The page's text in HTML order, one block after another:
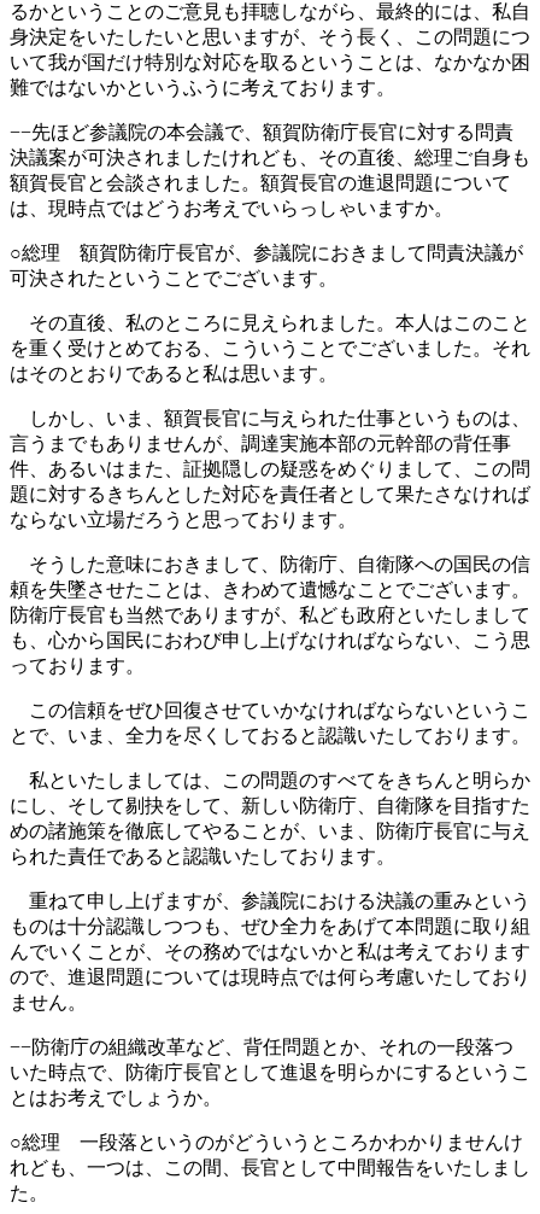
るかということのご意見も拝聴しながら、最終的には、私自
身決定をいたしたいと思いますが、そう長く、この問題につ
いて我が国だけ特別な対応を取るということは、なかなか困
難ではないかというふうに考えております。
−−先ほど参議院の本会議で、額賀防衛庁長官に対する問責
決議案が可決されましたけれども、その直後、総理ご自身も
額賀長官と会談されました。額賀長官の進退問題について
は、現時点ではどうお考えでいらっしゃいますか。
○総理 額賀防衛庁長官が、参議院におきまして問責決議が
可決されたということでございます。
その直後、私のところに見えられました。本人はこのこと
を重く受けとめておる、こういうことでございました。それ
はそのとおりであると私は思います。
しかし、いま、額賀長官に与えられた仕事というものは、
言うまでもありませんが、調達実施本部の元幹部の背任事
件、あるいはまた、証拠隠しの疑惑をめぐりまして、この問
題に対するきちんとした対応を責任者として果たさなければ
ならない立場だろうと思っております。
そうした意味におきまして、防衛庁、自衛隊への国民の信
頼を失墜させたことは、きわめて遺憾なことでございます。
防衛庁長官も当然でありますが、私ども政府といたしまして
も、心から国民におわび申し上げなければならない、こう思
っております。
この信頼をぜひ回復させていかなければならないというこ
とで、いま、全力を尽くしておると認識いたしております。
私といたしましては、この問題のすべてをきちんと明らか
にし、そして剔抉をして、新しい防衛庁、自衛隊を目指すた
めの諸施策を徹底してやることが、いま、防衛庁長官に与え
られた責任であると認識いたしております。
重ねて申し上げますが、参議院における決議の重みという
ものは十分認識しつつも、ぜひ全力をあげて本問題に取り組
んでいくことが、その務めではないかと私は考えております
ので、進退問題については現時点では何ら考慮いたしており
ません。
−−防衛庁の組織改革など、背任問題とか、それの一段落つ
いた時点で、防衛庁長官として進退を明らかにするというこ
とはお考えでしょうか。
○総理 一段落というのがどういうところかわかりませんけ
れども、一つは、この間、長官として中間報告をいたしまし
た。